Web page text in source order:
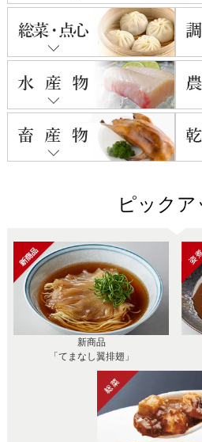
ピックア
新商品
「てまなし翼排翅」